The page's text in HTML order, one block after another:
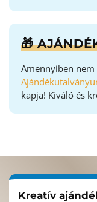
🎁
Amennyiben
kapja! Kiváló és
Kreatív